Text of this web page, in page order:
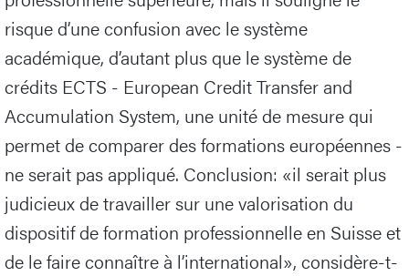
risque d’une confusion avec le système
académique, d’autant plus que le système de
crédits ECTS - European Credit Transfer and
Accumulation System, une unité de mesure qui
permet de comparer des formations européennes -
ne serait pas appliqué. Conclusion: «il serait plus
judicieux de travailler sur une valorisation du
dispositif de formation professionnelle en Suisse et
de le faire connaître à l’international», considère-t-